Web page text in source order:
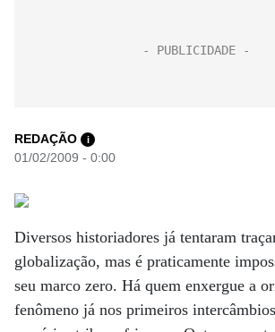
REDAÇÃO i
01/02/2009 - 0:00
Diversos historiadores já tentaram
globalização, mas é praticamente
seu marco zero. Há quem enxergue a
fenômeno já nos primeiros